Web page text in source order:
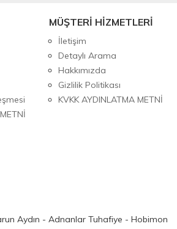
MÜŞTERİ HİZMETLERİ
İletişim
Detaylı Arama
Hakkımızda
Gizlilik Politikası
KVKK AYDINLATMA METNİ
Aydın - Adnanlar Tuhafiye - Hobimon